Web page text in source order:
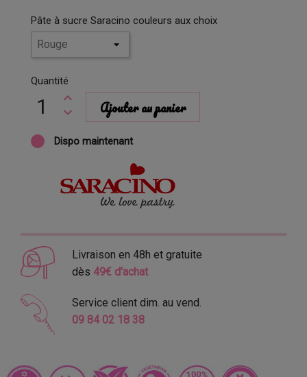
Pâte à sucre Saracino couleurs aux choix
Quantité
Ajouter au panier
Dispo maintenant
Livraison en 48h et gratuite
dès 49€ d'achat
Service client dim. au vend.
09 84 02 18 38